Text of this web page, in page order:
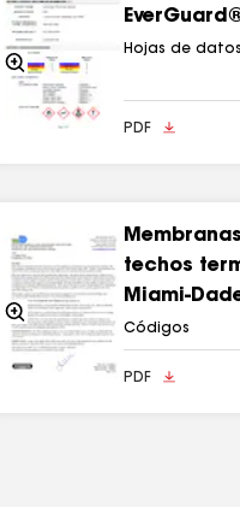
Acercarse
Hojas de
PDF
Acercarse
techos
Miami-
Códigos
PDF